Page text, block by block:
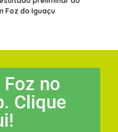
Foz do Iguaçu
no
Clique